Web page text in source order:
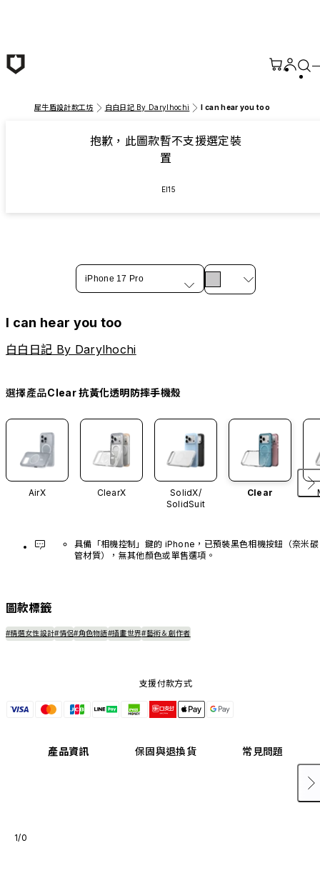
犀牛盾設計款工坊 白白日記 By Darylhochi I can hear you too
抱歉，此圖款暫不支援選定裝
置
EI15
iPhone 17 Pro
I can hear you too
白白日記 By Darylhochi
選擇產品Clear 抗黃化透明防摔手機殼
AirX ClearX
SolidX/
SolidSuit
Clear
具備「相機控制」鍵的 iPhone，已預裝黑色相機按鈕（奈米碳
管材質），無其他顏色或單售選項。
圖款標籤
#精選女性設計#情侶#角色物語#插畫世界#藝術＆創作者
支援付款方式
產品資訊 保固與退換貨 常見問題
1/0